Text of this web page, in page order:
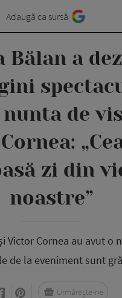
Adaugă ca sursă
Bălan a
nunta de
zi din
noastre”
Victor Cornea au avut o
de la eveniment sunt
Urmărește-ne